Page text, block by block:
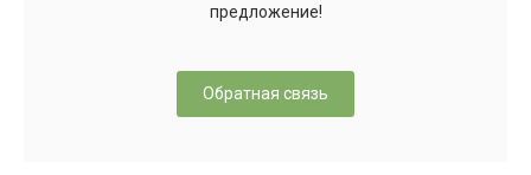
предложение!
Обратная связь